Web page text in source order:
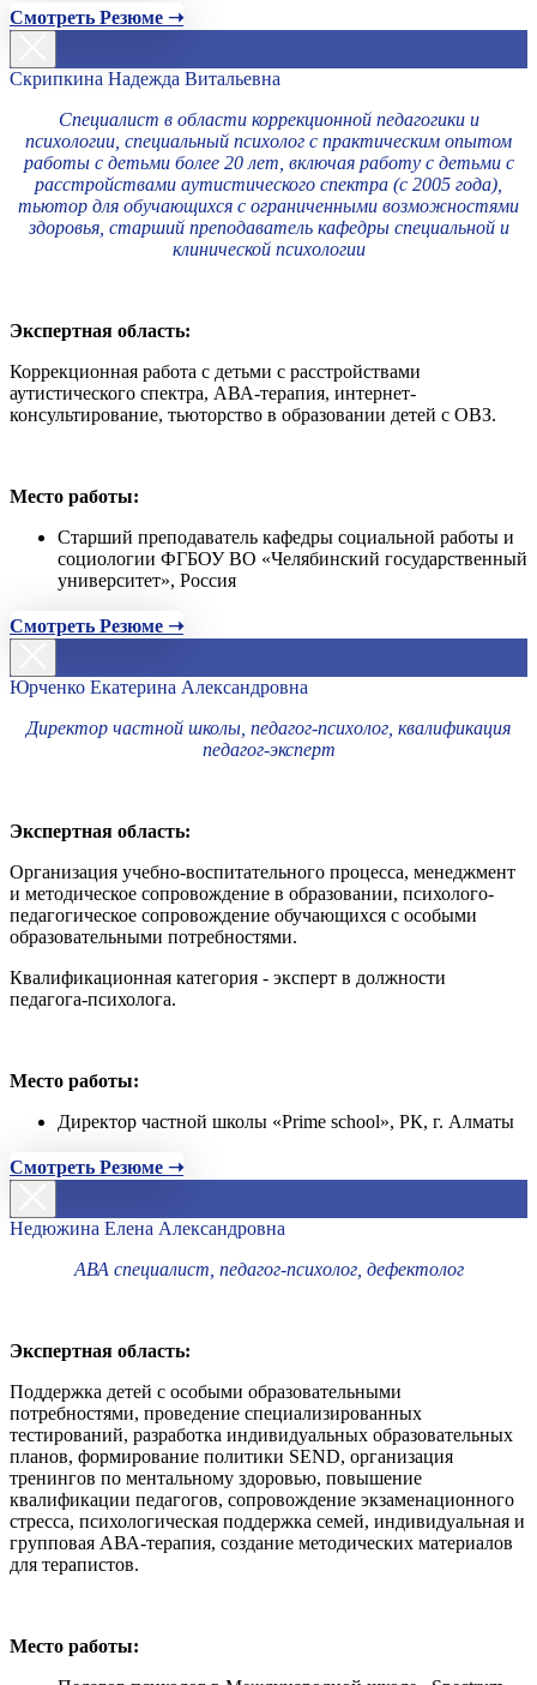
Смотреть Резюме ➝
Скрипкина Надежда Витальевна
Специалист в области коррекционной педагогики и
психологии, специальный психолог с практическим опытом
работы с детьми более 20 лет, включая работу с детьми с
расстройствами аутистического спектра (с 2005 года),
тьютор для обучающихся с ограниченными возможностями
здоровья, старший преподаватель кафедры специальной и
клинической психологии
Экспертная область:
Коррекционная работа с детьми с расстройствами
аутистического спектра, АВА-терапия, интернет-
консультирование, тьюторство в образовании детей с ОВЗ.
Место работы:
Старший преподаватель кафедры социальной работы и
социологии ФГБОУ ВО «Челябинский государственный
университет», Россия
Смотреть Резюме ➝
Юрченко Екатерина Александровна
Директор частной школы, педагог-психолог, квалификация
педагог-эксперт
Экспертная область:
Организация учебно-воспитательного процесса, менеджмент
и методическое сопровождение в образовании, психолого-
педагогическое сопровождение обучающихся с особыми
образовательными потребностями.
Квалификационная категория - эксперт в должности
педагога-психолога.
Место работы:
Директор частной школы «Prime school», РК, г. Алматы
Смотреть Резюме ➝
Недюжина Елена Александровна
АВА специалист, педагог-психолог, дефектолог
Экспертная область:
Поддержка детей с особыми образовательными
потребностями, проведение специализированных
тестирований, разработка индивидуальных образовательных
планов, формирование политики SEND, организация
тренингов по ментальному здоровью, повышение
квалификации педагогов, сопровождение экзаменационного
стресса, психологическая поддержка семей, индивидуальная и
групповая АВА-терапия, создание методических материалов
для терапистов.
Место работы: